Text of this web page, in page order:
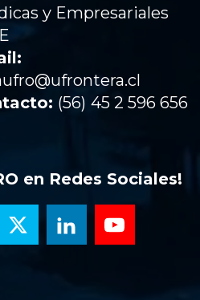
y Empresariales
(56) 45 2 596 656
en Redes Sociales!